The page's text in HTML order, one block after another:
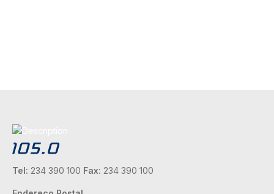
Tel: 234 390 100 Fax: 234 390 100